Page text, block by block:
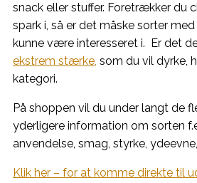
snack eller stuffer. Foretrækker du
spark i, så er det måske sorter med
kunne være interesseret i. Er det
ekstrem stærke, som du vil dyrke,
kategori.
På shoppen vil du under langt de
yderligere information om sorten
anvendelse, smag, styrke,
Klik her – for at komme direkte til